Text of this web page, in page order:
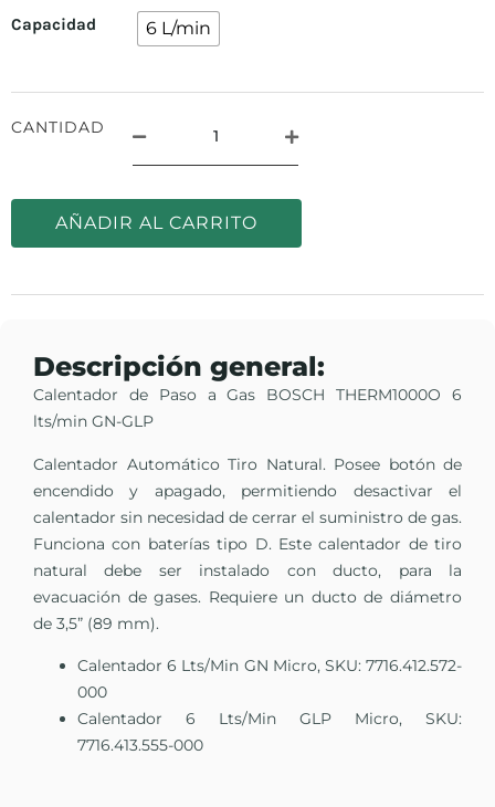
Capacidad 6 L/min
CANTIDAD
AÑADIR AL CARRITO
Descripción general:
Calentador de Paso a Gas BOSCH THERM1000O 6
lts/min GN-GLP
Calentador Automático Tiro Natural. Posee botón de
encendido y apagado, permitiendo desactivar el
calentador sin necesidad de cerrar el suministro de gas.
Funciona con baterías tipo D. Este calentador de tiro
natural debe ser instalado con ducto, para la
evacuación de gases. Requiere un ducto de diámetro
de 3,5” (89 mm).
Calentador 6 Lts/Min GN Micro, SKU: 7716.412.572-
000
Calentador 6 Lts/Min GLP Micro, SKU:
7716.413.555-000